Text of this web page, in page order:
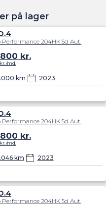
på lager
Performance 204HK 5d Aut.
km 2023
kr.
kr./md.
Performance 204HK 5d Aut.
km 2023
kr.
kr./md.
Performance 204HK 5d Aut.